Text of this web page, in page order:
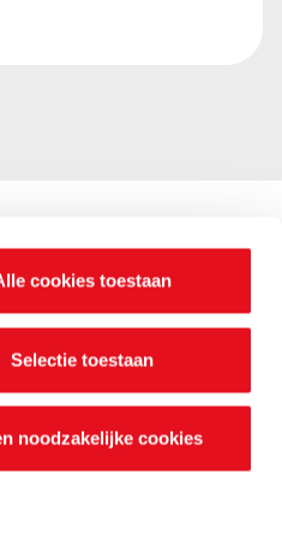
cookies toestaan
Selectie toestaan
noodzakelijke cookies